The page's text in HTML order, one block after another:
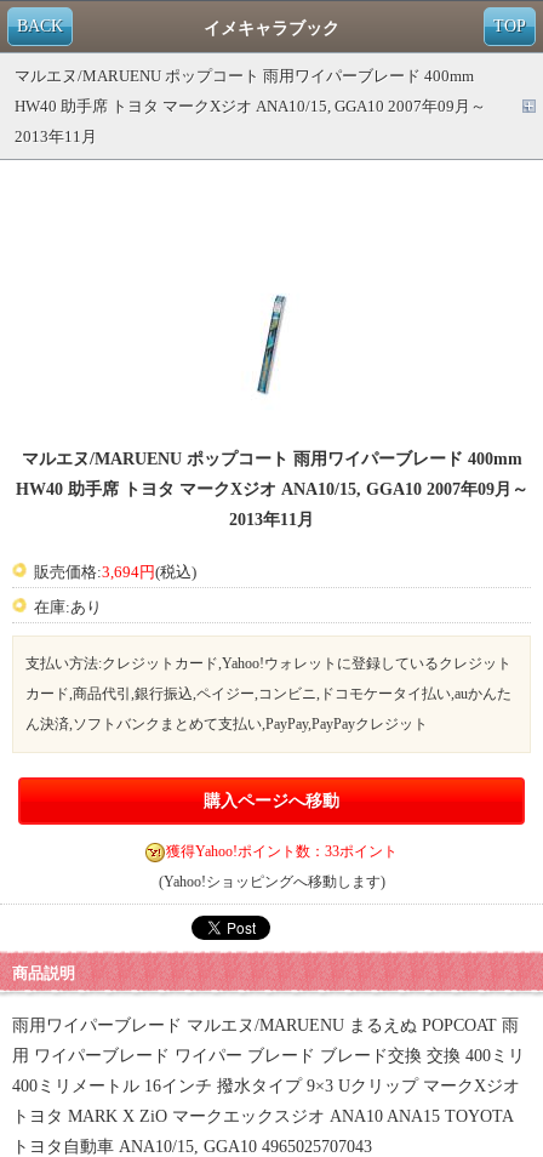
TOP
BACK イメキャラブック
マルエヌ/MARUENU ポップコート 雨用ワイパーブレード 400mm
HW40 助手席 トヨタ マークXジオ ANA10/15, GGA10 2007年09月～
2013年11月
マルエヌ/MARUENU ポップコート 雨用ワイパーブレード 400mm
HW40 助手席 トヨタ マークXジオ ANA10/15, GGA10 2007年09月～
2013年11月
販売価格:3,694円(税込)
在庫:あり
支払い方法:クレジットカード,Yahoo!ウォレットに登録しているクレジット
カード,商品代引,銀行振込,ペイジー,コンビニ,ドコモケータイ払い,auかんた
ん決済,ソフトバンクまとめて支払い,PayPay,PayPayクレジット
購入ページへ移動
獲得Yahoo!ポイント数：33ポイント
(Yahoo!ショッピングへ移動します)
商品説明
雨用ワイパーブレード マルエヌ/MARUENU まるえぬ POPCOAT 雨
用 ワイパーブレード ワイパー ブレード ブレード交換 交換 400ミリ
400ミリメートル 16インチ 撥水タイプ 9×3 Uクリップ マークXジオ
トヨタ MARK X ZiO マークエックスジオ ANA10 ANA15 TOYOTA
トヨタ自動車 ANA10/15, GGA10 4965025707043